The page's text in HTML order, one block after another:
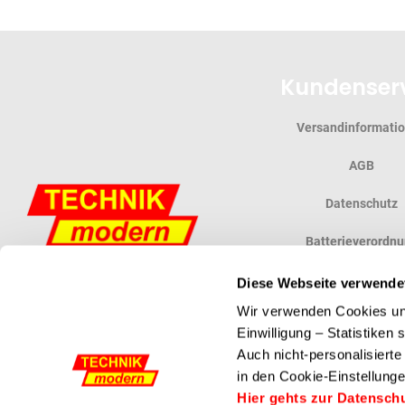
Diese Webseite
Wir verwenden Cookies
Einwilligung – Statistiken
Auch nicht-
in den Cookie-
Hier gehts zur
AGB
Datenschutz
Powered by ETRON - Onlineshop, Warenwirtschaft und Kassensysteme